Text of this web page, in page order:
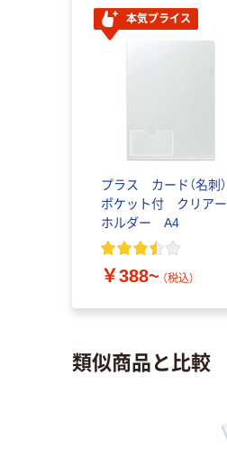
本気プライス
プラス カード（名刺）
ポケット付 クリアー
ホルダー A4
￥388~ （税込）
類似商品と比較